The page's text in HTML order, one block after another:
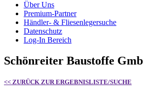
Über Uns
Premium-Partner
Händler- & Fliesenlegersuche
Datenschutz
Log-In Bereich
Schönreiter Baustoffe
<< ZURÜCK ZUR ERGEBNISLISTE/SUCHE